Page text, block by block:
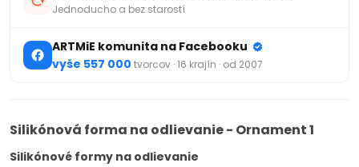
Jednoducho a bez starostí
ARTMiE komunita na Facebooku
vyše 557 000 tvorcov · 16 krajín · od 2007
Silikónová forma na odlievanie - Ornament 1
Silikónové formy na odlievanie